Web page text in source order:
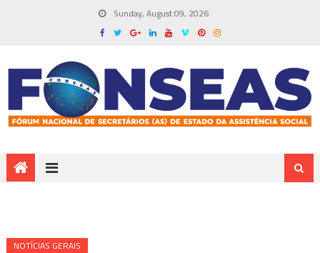
Sunday, August 09, 2026
NOTÍ­CIAS GERAIS